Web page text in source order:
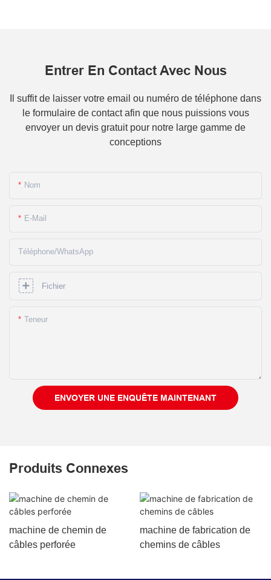
Entrer En Contact Avec Nous
Il suffit de laisser votre email ou numéro de téléphone dans
le formulaire de contact afin que nous puissions vous
envoyer un devis gratuit pour notre large gamme de
conceptions
Nom
E-Mail
Téléphone/WhatsApp
Fichier
Teneur
ENVOYER UNE ENQUÊTE MAINTENANT
Produits Connexes
machine de chemin de
câbles perforée
machine de fabrication de
chemins de câbles